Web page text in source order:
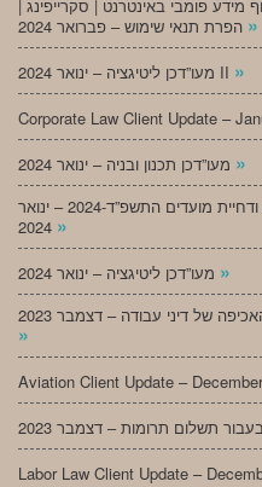
מידע פומבי באינטרנט | סקרייפינג |
»
מעו”דכן ליטיגציה – ינואר 2024 II »
Corporate Law Client Update –
»
מעו”דכן רגולציה – צו הארכת תקופות ודחיית מועדים התשפ”ד-2024 – ינואר
»
»
של דיני עבודה – דצמבר 2023
»
Aviation Client Update –
Labor Law Client Update –